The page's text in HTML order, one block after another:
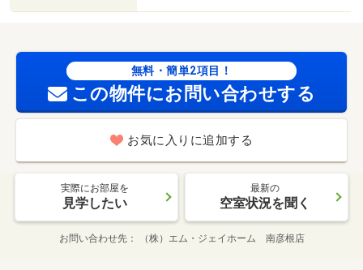
無料・簡単2項目！
この物件にお問い合わせする
お気に入りに追加する
実際にお部屋を
見学したい
最新の
空室状況を聞く
お問い合わせ先 （株）エム・ジェイホーム 南彦根店